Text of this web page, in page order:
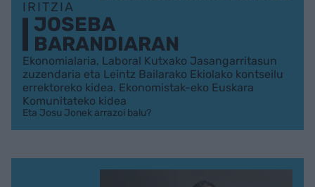
IRITZIA
JOSEBA
BARANDIARAN
Ekonomialaria, Laboral Kutxako Jasangarritasun
zuzendaria eta Leintz Bailarako Ekiolako kontseilu
errektoreko kidea. Ekonomistak-eko Euskara
Komunitateko kidea
Eta Josu Jonek arrazoi balu?